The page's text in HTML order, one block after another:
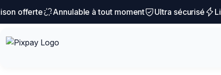
offerte Annulable à tout moment Ultra sécurisé